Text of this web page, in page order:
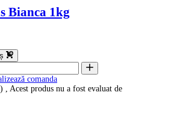
Bianca 1kg
comanda
, Acest produs nu a fost evaluat de